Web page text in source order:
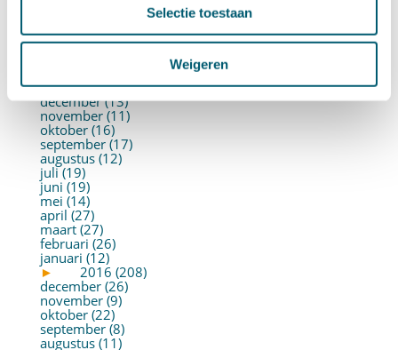
Selectie toestaan
Weigeren
april (22)
maart (10)
►
2017 (213)
december (13)
november (11)
oktober (16)
september (17)
augustus (12)
juli (19)
juni (19)
mei (14)
april (27)
maart (27)
februari (26)
januari (12)
►
2016 (208)
december (26)
november (9)
oktober (22)
september (8)
augustus (11)